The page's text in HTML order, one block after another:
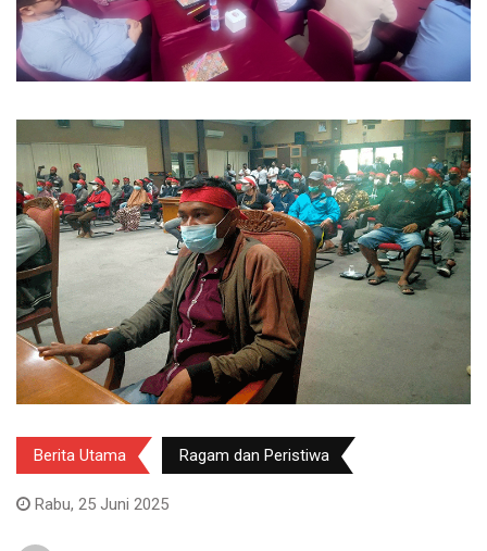
Berita Utama Ragam dan Peristiwa
Rabu, 25 Juni 2025